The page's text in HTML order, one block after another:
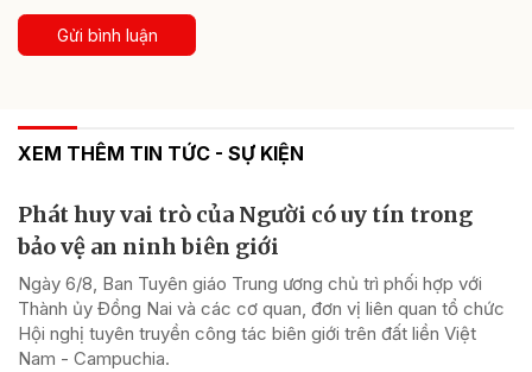
Gửi bình luận
XEM THÊM TIN TỨC - SỰ KIỆN
Phát huy vai trò của Người có uy tín trong
bảo vệ an ninh biên giới
Ngày 6/8, Ban Tuyên giáo Trung ương chủ trì phối hợp với
Thành ủy Đồng Nai và các cơ quan, đơn vị liên quan tổ chức
Hội nghị tuyên truyền công tác biên giới trên đất liền Việt
Nam - Campuchia.